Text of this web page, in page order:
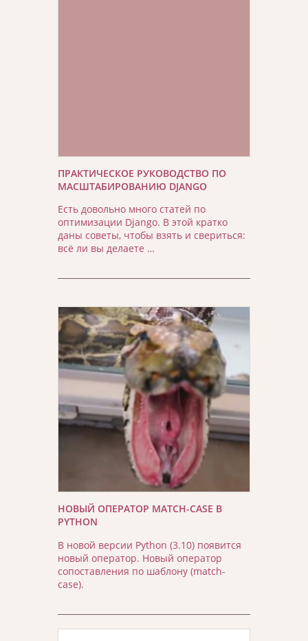
ПРАКТИЧЕСКОЕ РУКОВОДСТВО ПО
МАСШТАБИРОВАНИЮ DJANGO
Есть довольно много статей по
оптимизации Django. В этой кратко
даны советы, чтобы взять и свериться:
всё ли вы делаете …
НОВЫЙ ОПЕРАТОР MATCH-CASE В
PYTHON
В новой версии Python (3.10) появится
новый оператор. Новый оператор
сопоставления по шаблону (match-
case).